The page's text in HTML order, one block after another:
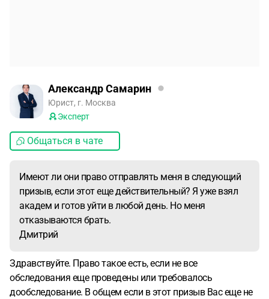
Александр Самарин
Юрист, г. Москва
Эксперт
Общаться в чате
Имеют ли они право отправлять меня в следующий
призыв, если этот еще действительный? Я уже взял
академ и готов уйти в любой день. Но меня
отказываются брать.
Дмитрий
Здравствуйте. Право такое есть, если не все
обследования еще проведены или требовалось
дообследование. В общем если в этот призыв Вас еще не